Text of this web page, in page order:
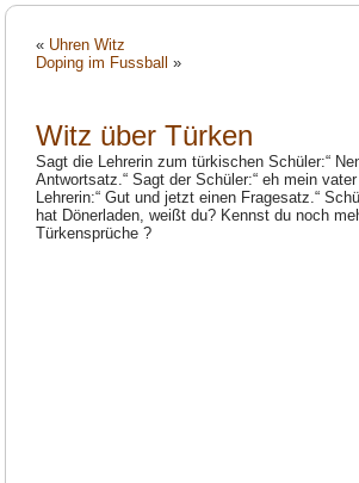
« Uhren Witz
Doping im Fussball »
Witz über Türken
Sagt die Lehrerin zum türkischen Schüler:“
Antwortsatz.“ Sagt der Schüler:“ eh mein
Lehrerin:“ Gut und jetzt einen Fragesatz.“
hat Dönerladen, weißt du? Kennst du noch
Türkensprüche ?